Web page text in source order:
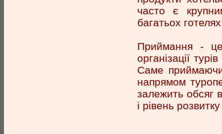
часто є
багатьох
Приймання - це
організації
Саме
напрямом
залежить обсяг
і рівень